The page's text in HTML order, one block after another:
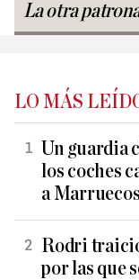
La otra
LO MÁS
Un guardia
los coches
a
Rodri
por las que